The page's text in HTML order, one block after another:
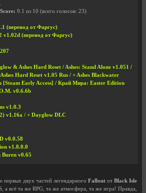
9.1 из 10 (всего голосов: 23)
(перевод от Фаргус)
v1.02d (перевод от Фаргус)
& Ashes Hard Reset / Ashes: Stand Alone v1.051 /
Hard Reset v1.05 Rus / + Ashes Blackwater
Early Access] / Край Мира: Easter Edition
v0.6.6b
v1.0.3
v1.16a / + Dayglow DLC
v0.0.58
v1.8.0.0
Buren v0.65
первых двух частей легендарного Fallout от Black Isle
а всё та же RPG, та же атмосфера, та же игра! Правда,